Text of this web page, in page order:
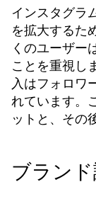
インスタグラ
を拡大するた
くのユーザー
ことを重視し
入 はフォロワ
れています。
ットと、その
ブラン